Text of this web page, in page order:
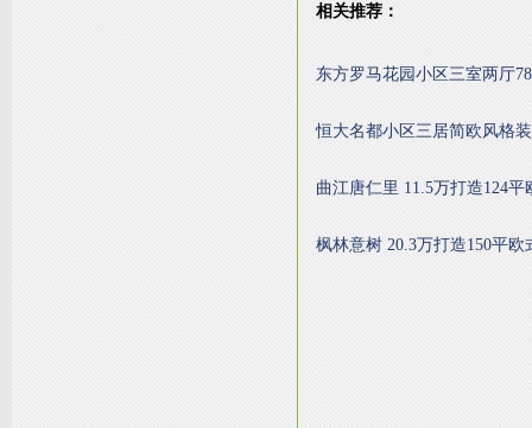
相关推荐：
东方罗马花园小区三室两厅
恒大名都小区三居简欧风格
曲江唐仁里 11.5万打造124平
枫林意树 20.3万打造150平欧